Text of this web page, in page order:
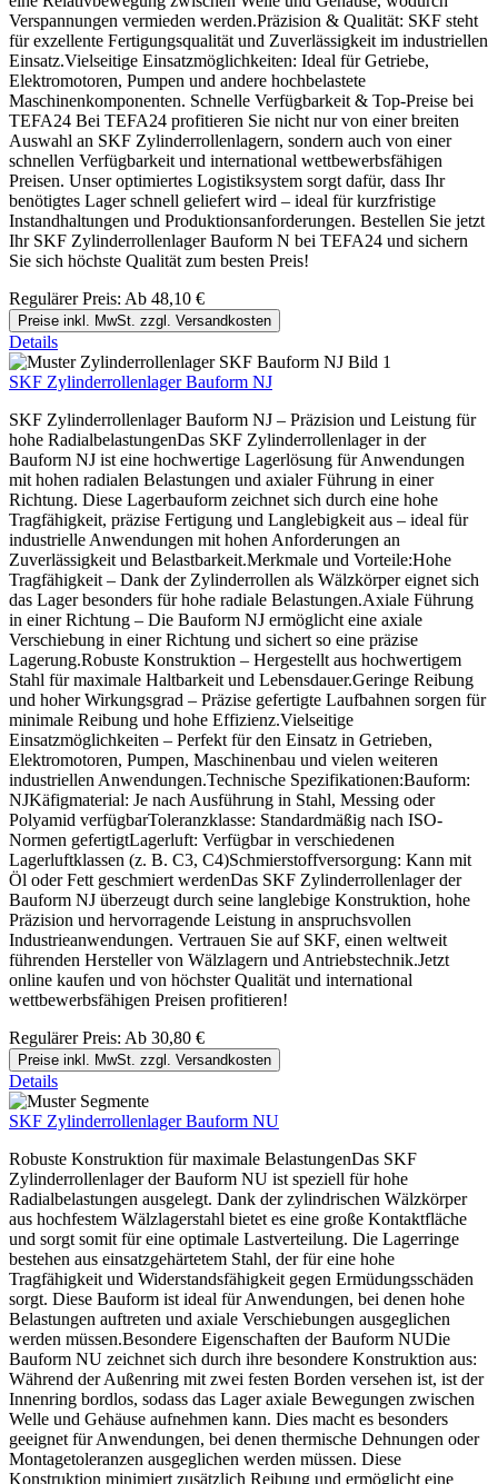
Verspannungen vermieden werden.Präzision & Qualität: SKF steht
für exzellente Fertigungsqualität und Zuverlässigkeit im industriellen
Einsatz.Vielseitige Einsatzmöglichkeiten: Ideal für Getriebe,
Elektromotoren, Pumpen und andere hochbelastete
Maschinenkomponenten. Schnelle Verfügbarkeit & Top-Preise bei
TEFA24 Bei TEFA24 profitieren Sie nicht nur von einer breiten
Auswahl an SKF Zylinderrollenlagern, sondern auch von einer
schnellen Verfügbarkeit und international wettbewerbsfähigen
Preisen. Unser optimiertes Logistiksystem sorgt dafür, dass Ihr
benötigtes Lager schnell geliefert wird – ideal für kurzfristige
Instandhaltungen und Produktionsanforderungen. Bestellen Sie jetzt
Ihr SKF Zylinderrollenlager Bauform N bei TEFA24 und sichern
Sie sich höchste Qualität zum besten Preis!
Regulärer Preis: Ab 48,10 €
Preise inkl. MwSt. zzgl. Versandkosten
Details
SKF Zylinderrollenlager Bauform NJ
SKF Zylinderrollenlager Bauform NJ – Präzision und Leistung für
hohe RadialbelastungenDas SKF Zylinderrollenlager in der
Bauform NJ ist eine hochwertige Lagerlösung für Anwendungen
mit hohen radialen Belastungen und axialer Führung in einer
Richtung. Diese Lagerbauform zeichnet sich durch eine hohe
Tragfähigkeit, präzise Fertigung und Langlebigkeit aus – ideal für
industrielle Anwendungen mit hohen Anforderungen an
Zuverlässigkeit und Belastbarkeit.Merkmale und Vorteile:Hohe
Tragfähigkeit – Dank der Zylinderrollen als Wälzkörper eignet sich
das Lager besonders für hohe radiale Belastungen.Axiale Führung
in einer Richtung – Die Bauform NJ ermöglicht eine axiale
Verschiebung in einer Richtung und sichert so eine präzise
Lagerung.Robuste Konstruktion – Hergestellt aus hochwertigem
Stahl für maximale Haltbarkeit und Lebensdauer.Geringe Reibung
und hoher Wirkungsgrad – Präzise gefertigte Laufbahnen sorgen für
minimale Reibung und hohe Effizienz.Vielseitige
Einsatzmöglichkeiten – Perfekt für den Einsatz in Getrieben,
Elektromotoren, Pumpen, Maschinenbau und vielen weiteren
industriellen Anwendungen.Technische Spezifikationen:Bauform:
NJKäfigmaterial: Je nach Ausführung in Stahl, Messing oder
Polyamid verfügbarToleranzklasse: Standardmäßig nach ISO-
Normen gefertigtLagerluft: Verfügbar in verschiedenen
Lagerluftklassen (z. B. C3, C4)Schmierstoffversorgung: Kann mit
Öl oder Fett geschmiert werdenDas SKF Zylinderrollenlager der
Bauform NJ überzeugt durch seine langlebige Konstruktion, hohe
Präzision und hervorragende Leistung in anspruchsvollen
Industrieanwendungen. Vertrauen Sie auf SKF, einen weltweit
führenden Hersteller von Wälzlagern und Antriebstechnik.Jetzt
online kaufen und von höchster Qualität und international
wettbewerbsfähigen Preisen profitieren!
Regulärer Preis: Ab 30,80 €
Preise inkl. MwSt. zzgl. Versandkosten
Details
SKF Zylinderrollenlager Bauform NU
Robuste Konstruktion für maximale BelastungenDas SKF
Zylinderrollenlager der Bauform NU ist speziell für hohe
Radialbelastungen ausgelegt. Dank der zylindrischen Wälzkörper
aus hochfestem Wälzlagerstahl bietet es eine große Kontaktfläche
und sorgt somit für eine optimale Lastverteilung. Die Lagerringe
bestehen aus einsatzgehärtetem Stahl, der für eine hohe
Tragfähigkeit und Widerstandsfähigkeit gegen Ermüdungsschäden
sorgt. Diese Bauform ist ideal für Anwendungen, bei denen hohe
Belastungen auftreten und axiale Verschiebungen ausgeglichen
werden müssen.Besondere Eigenschaften der Bauform NUDie
Bauform NU zeichnet sich durch ihre besondere Konstruktion aus:
Während der Außenring mit zwei festen Borden versehen ist, ist der
Innenring bordlos, sodass das Lager axiale Bewegungen zwischen
Welle und Gehäuse aufnehmen kann. Dies macht es besonders
geeignet für Anwendungen, bei denen thermische Dehnungen oder
Montagetoleranzen ausgeglichen werden müssen. Diese
Konstruktion minimiert zusätzlich Reibung und ermöglicht eine